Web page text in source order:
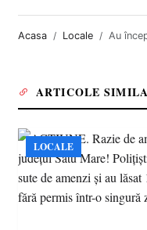
Acasa Locale Au
ARTICOLE
LOCALE